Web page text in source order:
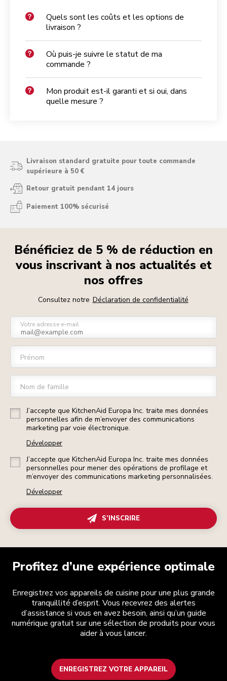
Quels sont les coûts et les options de
livraison ?
Où puis-je suivre le statut de ma
commande ?
Mon produit est-il garanti et si oui, dans
quelle mesure ?
Livraison standard gratuite pour toute commande
supérieure à 50 €
Retour gratuit pendant 14 jours
Paiement 100% sécurisé
Bénéficiez de 5 % de réduction en
vous inscrivant à nos actualités et
nos offres
Consultez notre Déclaration de confidentialité
Votre adresse e-mail
Prénom
Nom de famille
J’accepte que KitchenAid Europa Inc. traite mes données
personnelles afin de m’envoyer des communications
marketing par voie électronique.
Développer
J’accepte que KitchenAid Europa Inc. traite mes données
personnelles pour mener des opérations de profilage et
m’envoyer des communications marketing personnalisées.
Développer
S’INSCRIRE
Profitez d’une expérience optimale
Enregistrez vos appareils de cuisine pour une plus grande
tranquillité d’esprit. Vous recevrez des alertes
d’assistance si vous en avez besoin, ainsi qu’un guide
numérique gratuit sur une sélection de produits pour vous
aider à vous lancer.
ENREGISTREZ VOTRE APPAREIL